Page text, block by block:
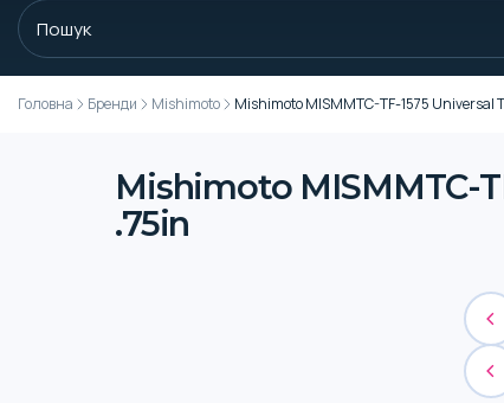
Головна Бренди Mishimoto Mishimoto MISMMTC-TF-1575 Universal
Mishimoto MISMMTC-
.75in